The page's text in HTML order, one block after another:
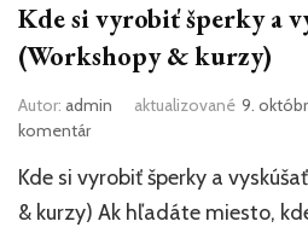
Kde si vyrobiť šperky a
(Workshopy & kurzy)
Autor: admin aktualizované 9.
komentárk
Kde
si
Kde si vyrobiť šperky a
& kurzy) Ak hľadáte miesto,